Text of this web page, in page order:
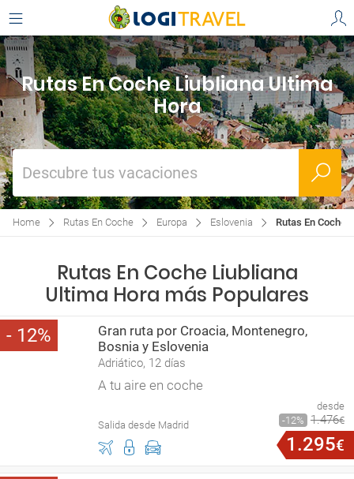
Rutas En Coche Liubliana Ultima
Hora
Descubre tus vacaciones
Home Rutas En Coche Europa Eslovenia Rutas En Coche
Rutas En Coche Liubliana
Ultima Hora más Populares
12
Gran ruta por Croacia, Montenegro,
Bosnia y Eslovenia
Adriático, 12 días
A tu aire en coche
Salida desde Madrid
desde
12
1.476€
1 .295€